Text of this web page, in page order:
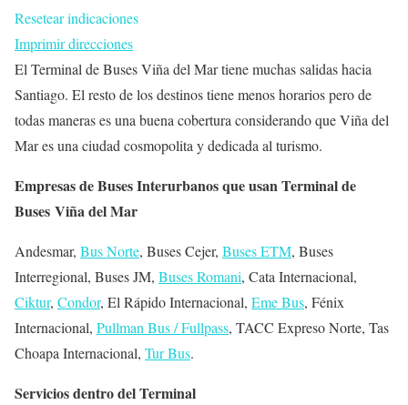
Resetear indicaciones
Imprimir direcciones
El Terminal de Buses Viña del Mar tiene muchas salidas hacia
Santiago. El resto de los destinos tiene menos horarios pero de
todas maneras es una buena cobertura considerando que Viña del
Mar es una ciudad cosmopolita y dedicada al turismo.
Empresas de Buses Interurbanos que usan Terminal de
Buses Viña del Mar
Andesmar, Bus Norte, Buses Cejer, Buses ETM, Buses
Interregional, Buses JM, Buses Romani, Cata Internacional,
Ciktur, Condor, El Rápido Internacional, Eme Bus, Fénix
Internacional, Pullman Bus / Fullpass, TACC Expreso Norte, Tas
Choapa Internacional, Tur Bus.
Servicios dentro del Terminal